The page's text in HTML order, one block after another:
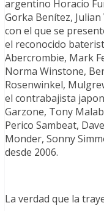
argentino Horacio
Gorka Benítez,
con el que se
el reconocido
Abercrombie, Mark
Norma Winstone,
Rosenwinkel,
el contrabajista
Garzone, Tony
Perico Sambeat,
Monder, Sonny
desde 2006.
La verdad que la